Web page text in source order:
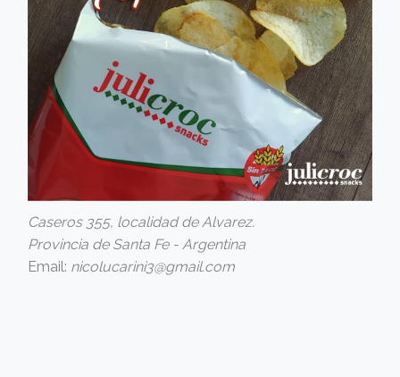
Caseros 355, localidad de Alvarez.
Provincia de Santa Fe - Argentina
Email: nicolucarini3@gmail.com